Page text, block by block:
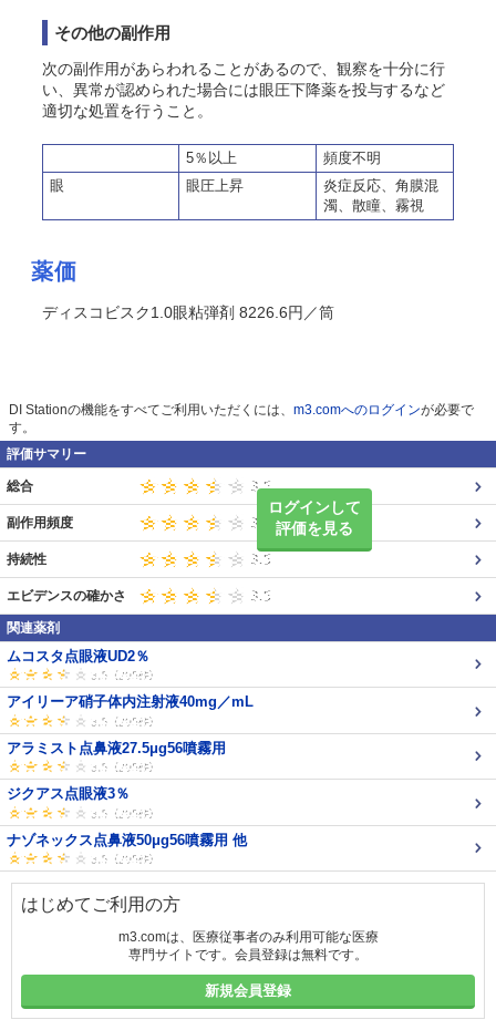
その他の副作用
次の副作用があらわれることがあるので、観察を十分に行
い、異常が認められた場合には眼圧下降薬を投与するなど
適切な処置を行うこと。
5％以上
頻度不明
眼
眼圧上昇
炎症反応、角膜混
濁、散瞳、霧視
薬価
ディスコビスク1.0眼粘弾剤 8226.6円／筒
DI Stationの機能をすべてご利用いただくには、 m3.comへのログインが必要で
す。
評価サマリー
ログインして
評価を見る
総合
副作用頻度
持続性
エビデンスの確かさ
関連薬剤
ムコスタ点眼液UD2％
アイリーア硝子体内注射液40mg／mL
アラミスト点鼻液27.5μg56噴霧用
ジクアス点眼液3％
ナゾネックス点鼻液50μg56噴霧用 他
はじめてご利用の方
m3.comは、医療従事者のみ利用可能な医療
専門サイトです。会員登録は無料です。
新規会員登録